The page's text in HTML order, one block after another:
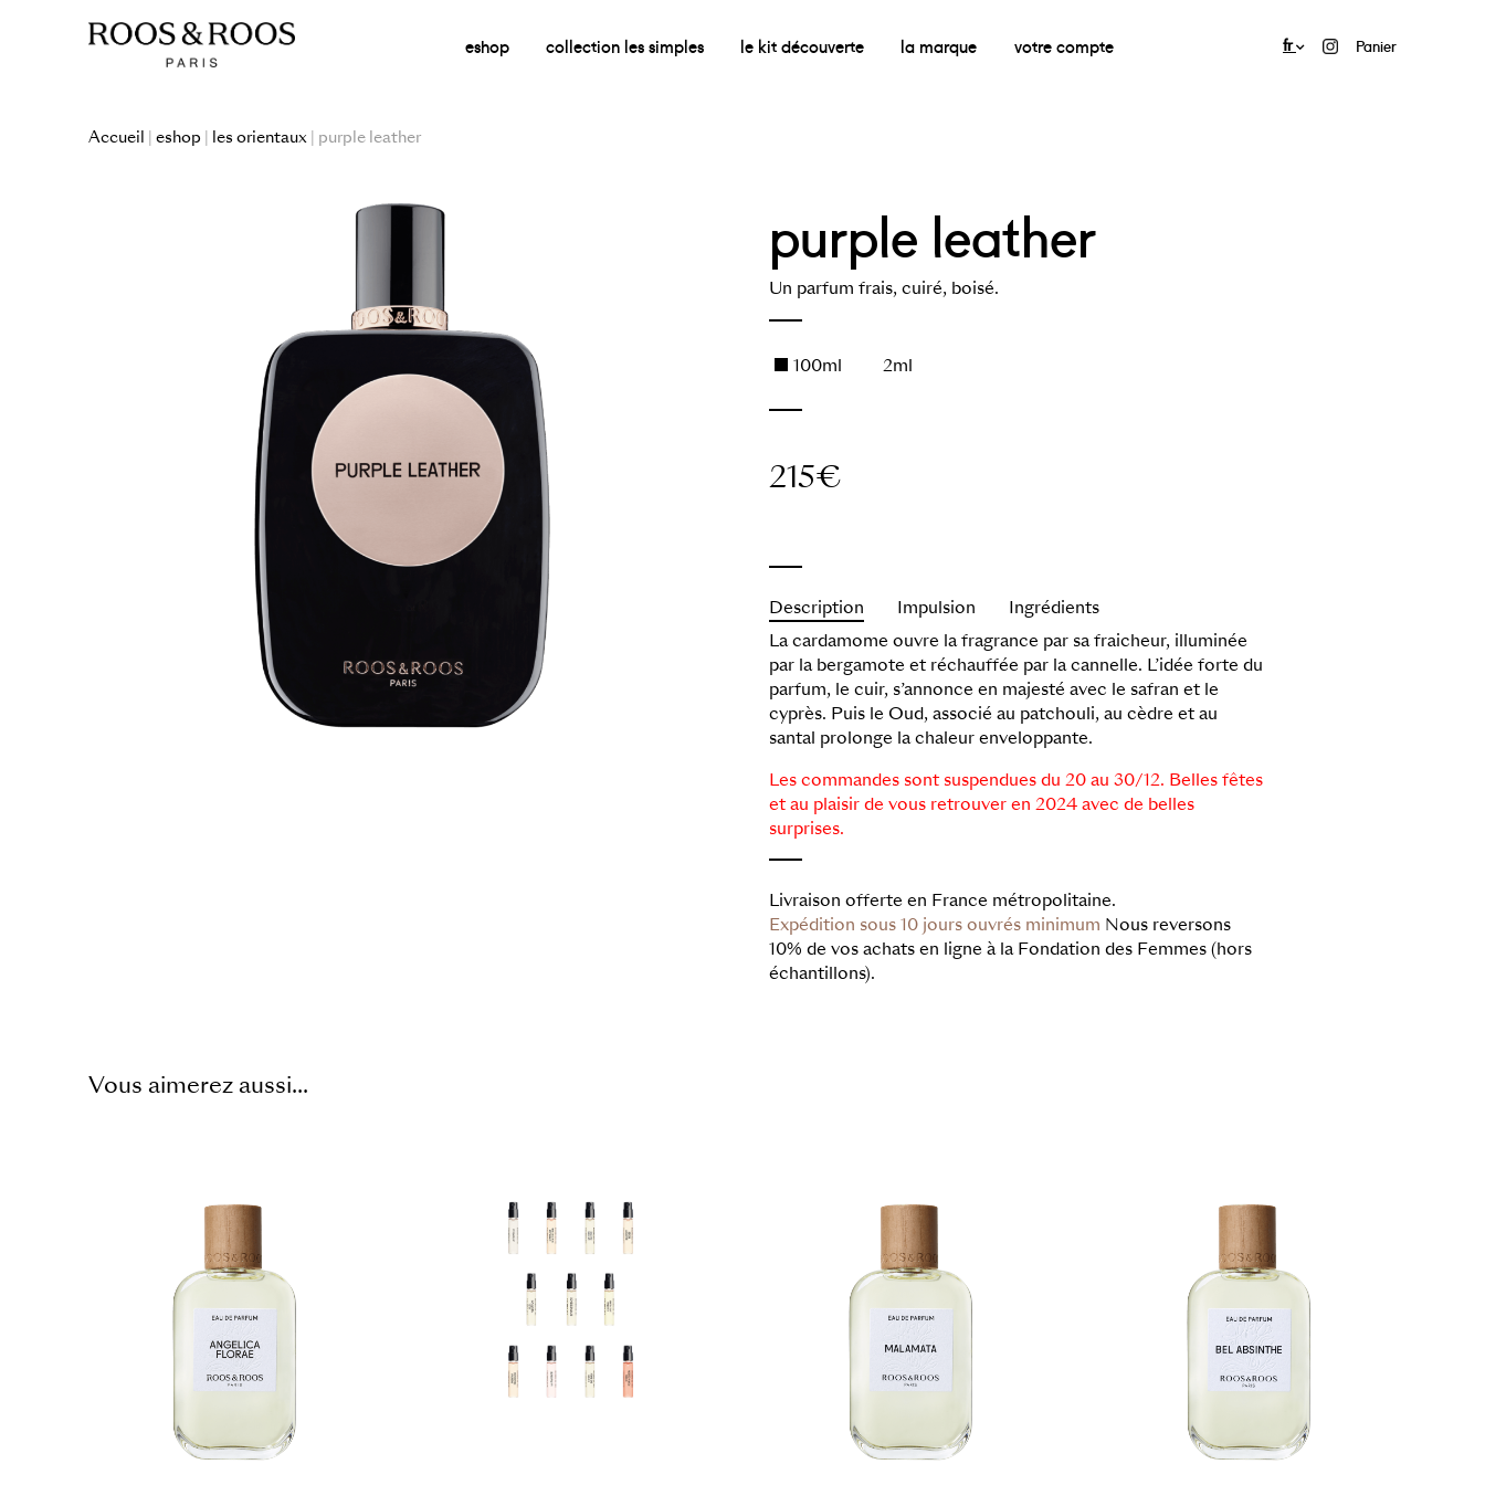
eshop collection les simples le kit découverte la marque votre compte fr Panier
Accueil | eshop | les orientaux | purple leather
purple leather
Un parfum frais, cuiré, boisé.
100ml 2ml
215€
Description Impulsion
Ingrédients
La cardamome ouvre la fragrance par sa fraicheur, illuminée
par la bergamote et réchauffée par la cannelle. L’idée forte du
parfum, le cuir, s’annonce en majesté avec le safran et le
cyprès. Puis le Oud, associé au patchouli, au cèdre et au
santal prolonge la chaleur enveloppante.
Les commandes sont suspendues du 20 au 30/12. Belles fêtes
et au plaisir de vous retrouver en 2024 avec de belles
surprises.
Livraison offerte en France métropolitaine.
Expédition sous 10 jours ouvrés minimum Nous reversons
10% de vos achats en ligne à la Fondation des Femmes (hors
échantillons).
Vous aimerez aussi...